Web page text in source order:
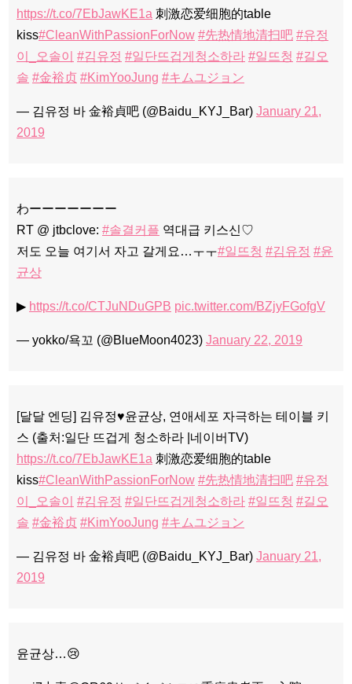
https://t.co/7EbJawKE1a 刺激恋爱细胞的table
kiss#CleanWithPassionForNow #先热情地清扫吧 #유정
이_오솔이
#김유정 #일단뜨겁게청소하라 #일뜨청 #길오
솔 #金裕贞 #KimYooJung #キムユジョン
— 김유정 바 金裕貞吧 (@Baidu_KYJ_Bar) January 21,
2019
わーーーーーーー
RT @ jtbclove: #솔결커플 역대급 키스신♡
저도 오늘 여기서 자고 갈게요…ㅜㅜ#일뜨청 #김유정 #윤
균상
▶ https://t.co/CTJuNDuGPB pic.twitter.com/BZjyFGofgV
— yokko/욕꼬 (@BlueMoon4023) January 22, 2019
[달달 엔딩] 김유정♥윤균상, 연애세포 자극하는 테이블 키
스 (출처:일단 뜨겁게 청소하라 |네이버TV)
https://t.co/7EbJawKE1a 刺激恋爱细胞的table
kiss#CleanWithPassionForNow #先热情地清扫吧 #유정
이_오솔이
#김유정 #일단뜨겁게청소하라 #일뜨청 #길오
솔 #金裕贞 #KimYooJung #キムユジョン
— 김유정 바 金裕貞吧 (@Baidu_KYJ_Bar) January 21,
2019
윤균상…😢